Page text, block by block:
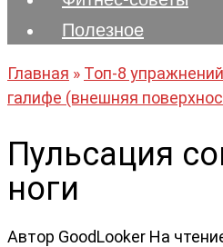
Полезноe
Главная » Топ-8
галифе (внешняя
Пульсация
ноги
Автор GoodLooker На